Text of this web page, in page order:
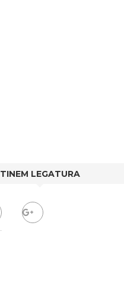
TINEM LEGATURA